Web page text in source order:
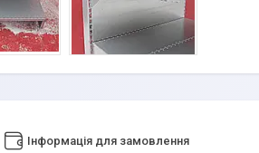
Інформація для замовлення